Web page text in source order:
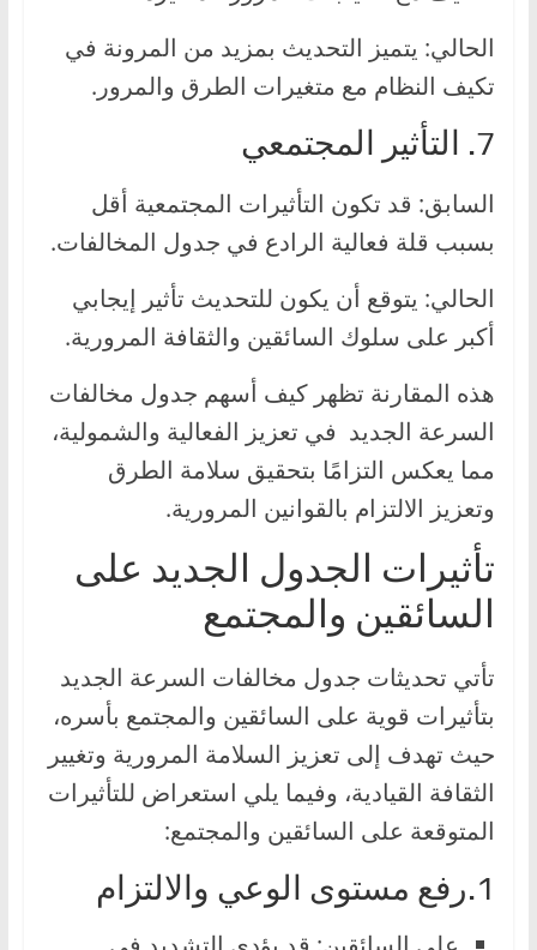
الحالي: يتميز التحديث بمزيد من المرونة في
تكيف النظام مع متغيرات الطرق والمرور.
7. التأثير المجتمعي
السابق: قد تكون التأثيرات المجتمعية أقل
بسبب قلة فعالية الرادع في جدول المخالفات.
الحالي: يتوقع أن يكون للتحديث تأثير إيجابي
أكبر على سلوك السائقين والثقافة المرورية.
هذه المقارنة تظهر كيف أسهم جدول مخالفات
السرعة الجديد في تعزيز الفعالية والشمولية،
مما يعكس التزامًا بتحقيق سلامة الطرق
وتعزيز الالتزام بالقوانين المرورية.
تأثيرات الجدول الجديد على
السائقين والمجتمع
تأتي تحديثات جدول مخالفات السرعة الجديد
بتأثيرات قوية على السائقين والمجتمع بأسره،
حيث تهدف إلى تعزيز السلامة المرورية وتغيير
الثقافة القيادية، وفيما يلي استعراض للتأثيرات
المتوقعة على السائقين والمجتمع:
1.رفع مستوى الوعي والالتزام